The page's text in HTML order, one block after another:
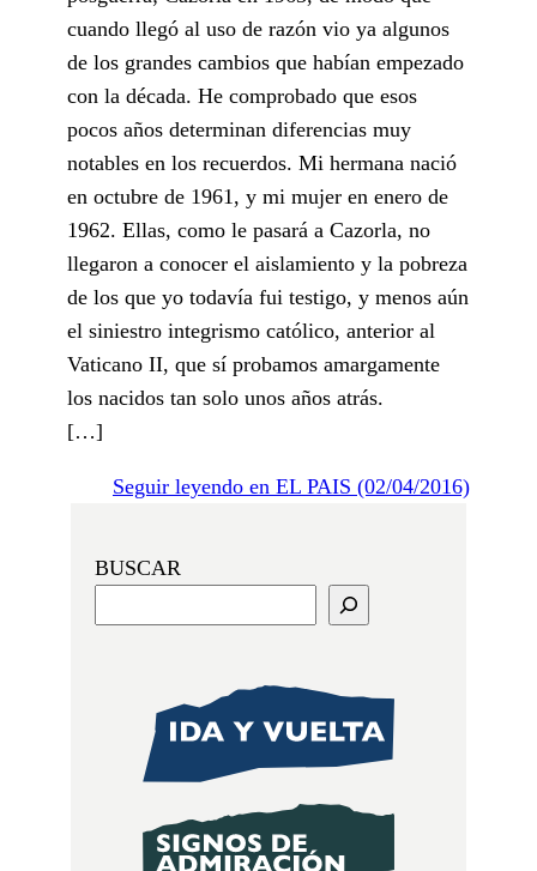
cuando llegó al uso de razón vio ya algunos
de los grandes cambios que habían empezado
con la década. He comprobado que esos
pocos años determinan diferencias muy
notables en los recuerdos. Mi hermana nació
en octubre de 1961, y mi mujer en enero de
1962. Ellas, como le pasará a Cazorla, no
llegaron a conocer el aislamiento y la pobreza
de los que yo todavía fui testigo, y menos aún
el siniestro integrismo católico, anterior al
Vaticano II, que sí probamos amargamente
los nacidos tan solo unos años atrás.
[…]
Seguir leyendo en EL PAIS (02/04/2016)
BUSCAR